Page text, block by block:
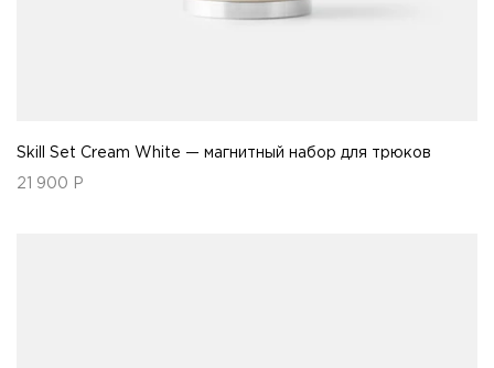
Skill Set Cream White — магнитный набор для трюков
21 900 Р